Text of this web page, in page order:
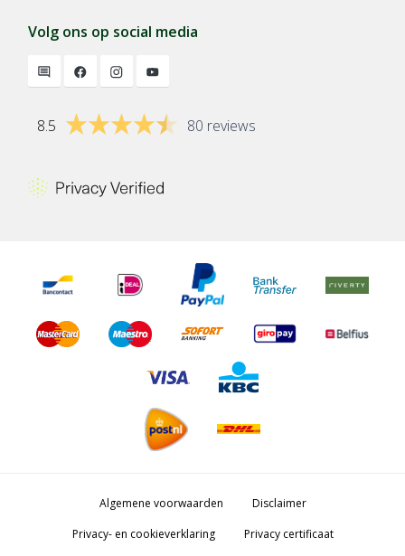
Volg ons op social media
8.5 80 reviews
Algemene voorwaarden
Disclaimer
Privacy- en cookieverklaring
Privacy certificaat